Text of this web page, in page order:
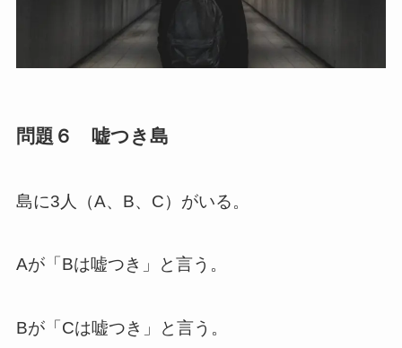
問題６ 嘘つき島
島に3人（A、B、C）がいる。
Aが「Bは嘘つき」と言う。
Bが「Cは嘘つき」と言う。